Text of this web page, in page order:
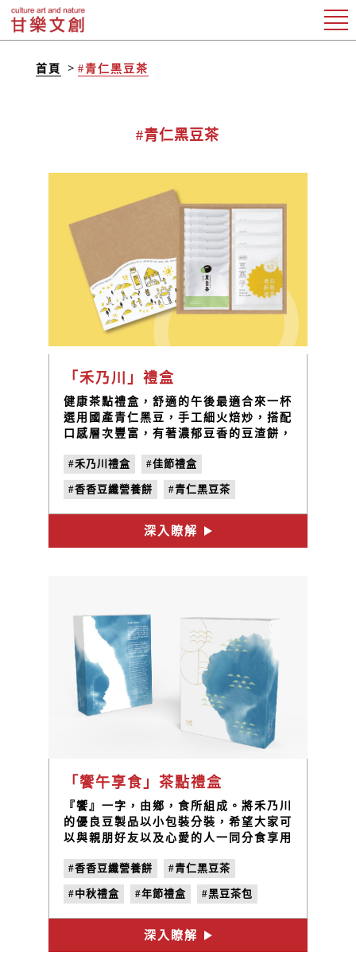
首頁 #青仁黑豆茶
#青仁黑豆茶
「禾乃川」禮盒
健康茶點禮盒，舒適的午後最適合來一杯
選用國產青仁黑豆，手工細火焙炒，搭配
口感層次豐富，有著濃郁豆香的豆渣餅，
#禾乃川禮盒
#佳節禮盒
#香香豆纖營養餅 #青仁黑豆茶
#三峽伴手禮 #年節禮盒
深入瞭解
「饗午享食」茶點禮盒
『饗』一字，由鄉，食所組成。將禾乃川
的優良豆製品以小包裝分裝，希望大家可
以與親朋好友以及心愛的人一同分食享用
來一杯低卡養生、手工細火焙炒黑豆茶，
搭配使用臺灣在地食材製作、口感層次豐
富的手作餅乾，享受簡單的美好片刻。
#香香豆纖營養餅 #青仁黑豆茶
#中秋禮盒 #年節禮盒 #黑豆茶包
#過年禮盒 #三峽伴手禮
深入瞭解